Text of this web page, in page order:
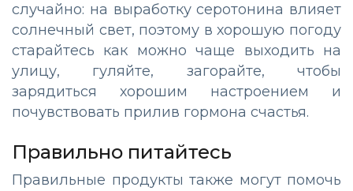
случайно: на выработку серотонина влияет
солнечный свет, поэтому в хорошую погоду
старайтесь как можно чаще выходить на
улицу, гуляйте, загорайте, чтобы
зарядиться хорошим настроением и
почувствовать прилив гормона счастья.
Правильно питайтесь
Правильные продукты также могут помочь